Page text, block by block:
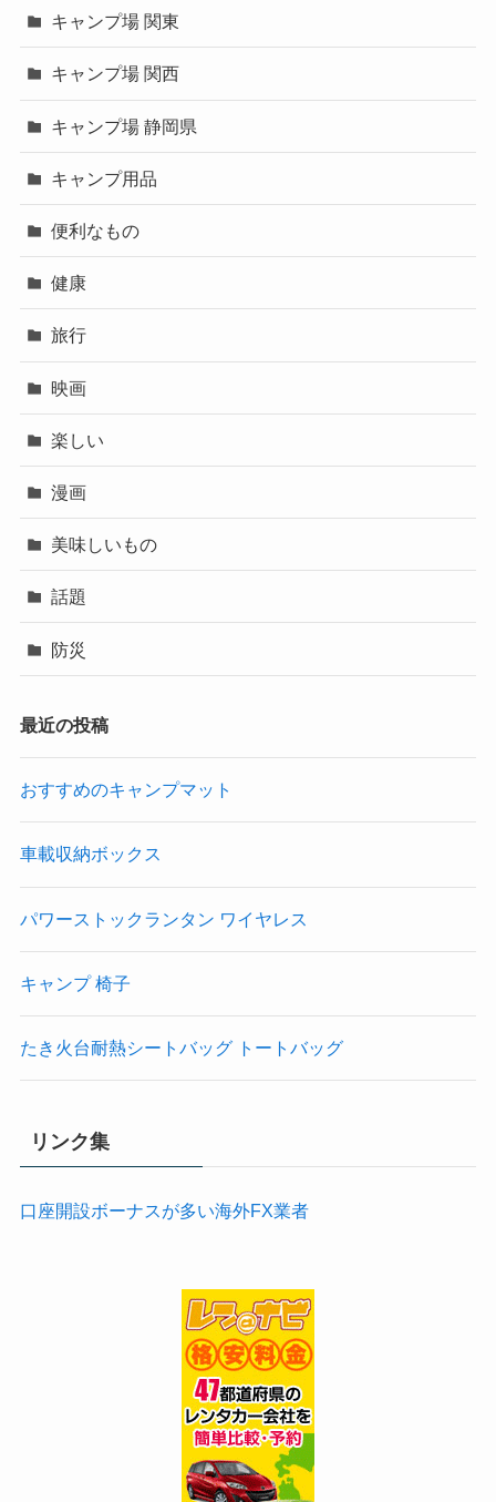
キャンプ場 関東
キャンプ場 関西
キャンプ場 静岡県
キャンプ用品
便利なもの
健康
旅行
映画
楽しい
漫画
美味しいもの
話題
防災
最近の投稿
おすすめのキャンプマット
車載収納ボックス
パワーストックランタン ワイヤレス
キャンプ 椅子
たき火台耐熱シートバッグ トートバッグ
リンク集
口座開設ボーナスが多い海外FX業者